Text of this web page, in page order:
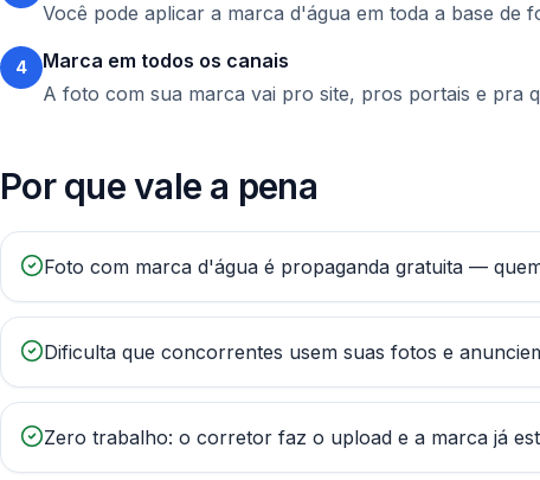
Você pode aplicar a marca d'água em toda a base de
4
Marca em todos os canais
A foto com sua marca vai pro site, pros portais e pra
Por que vale a pena
Foto com marca d'água é propaganda gratuita —
Dificulta que concorrentes usem suas fotos e
Zero trabalho: o corretor faz o upload e a marca já